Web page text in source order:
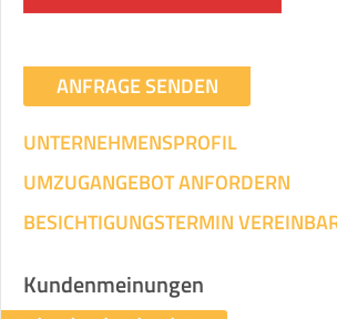
Ihre Angaben:
am
Selbst umziehen
ANFRAGE SENDEN
UNTERNEHMENSPROFIL
UMZUGANGEBOT ANFORDERN
BESICHTIGUNGSTERMIN
Kundenmeinungen